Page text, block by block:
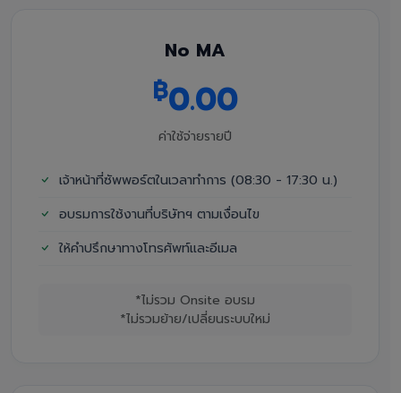
No MA
฿0.00
ค่าใช้จ่ายรายปี
เจ้าหน้าที่ซัพพอร์ตในเวลาทำการ (08:30 - 17:30 น.)
อบรมการใช้งานที่บริษัทฯ ตามเงื่อนไข
ให้คำปรึกษาทางโทรศัพท์และอีเมล
*ไม่รวม Onsite อบรม
*ไม่รวมย้าย/เปลี่ยนระบบใหม่